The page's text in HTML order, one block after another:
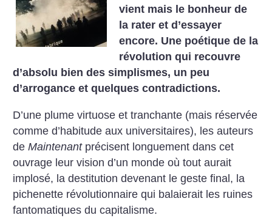
vient mais le bonheur de
la rater et d’essayer
encore. Une poétique de la
révolution qui recouvre
d’absolu bien des simplismes, un peu
d’arrogance et quelques contradictions.
D’une plume virtuose et tranchante (mais réservée
comme d’habitude aux universitaires), les auteurs
deMaintenantprécisent longuement dans cet
ouvrage leur vision d’un monde où tout aurait
implosé, la destitution devenant le geste final, la
pichenette révolutionnaire qui balaierait les ruines
fantomatiques du capitalisme.